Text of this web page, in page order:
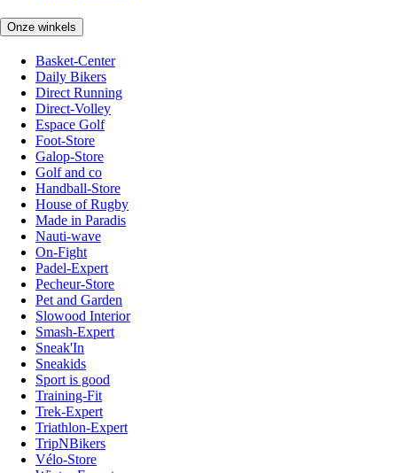
Onze winkels
Basket-Center
Daily Bikers
Direct Running
Direct-Volley
Espace Golf
Foot-Store
Galop-Store
Golf and co
Handball-Store
House of Rugby
Made in Paradis
Nauti-wave
On-Fight
Padel-Expert
Pecheur-Store
Pet and Garden
Slowood Interior
Smash-Expert
Sneak'In
Sneakids
Sport is good
Training-Fit
Trek-Expert
Triathlon-Expert
TripNBikers
Vélo-Store